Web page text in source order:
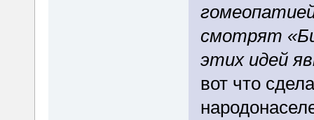
смотрят
этих идей
вот что